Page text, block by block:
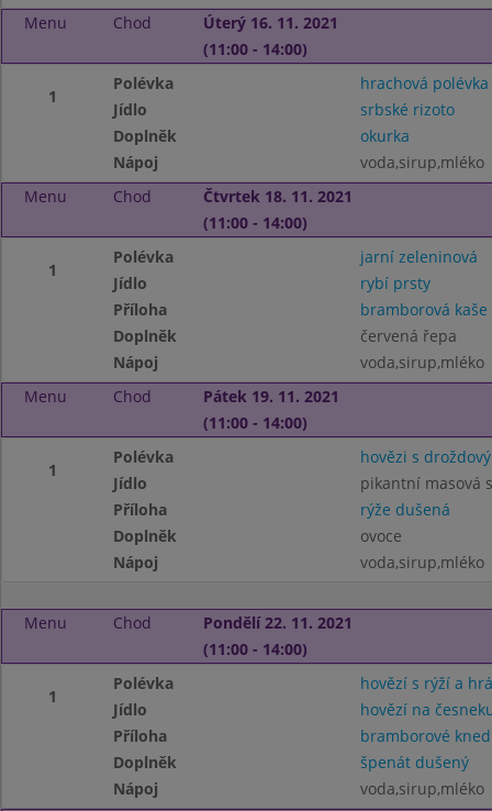
Menu Chod
Úterý 16. 11. 2021
(11:00 - 14:00)
1
Polévka
hrachová polévka
Jídlo
srbské rizoto
Doplněk
okurka
Nápoj
voda,sirup,mléko
Menu
Chod
Čtvrtek 18. 11. 2021
(11:00 - 14:00)
1
Polévka
jarní zeleninová
Jídlo
rybí prsty
Příloha
bramborová kaše
Doplněk
červená řepa
Nápoj
voda,sirup,mléko
Menu
Chod
Pátek 19. 11. 2021
(11:00 - 14:00)
1
Polévka
hovězi s
Jídlo
pikantní masová
Příloha
rýže dušená
Doplněk
ovoce
Nápoj
voda,sirup,mléko
Menu Chod
Pondělí 22. 11. 2021
(11:00 - 14:00)
1
Polévka
hovězí s rýží a
Jídlo
hovězí na
Příloha
bramborové
Doplněk
špenát dušený
Nápoj
voda,sirup,mléko